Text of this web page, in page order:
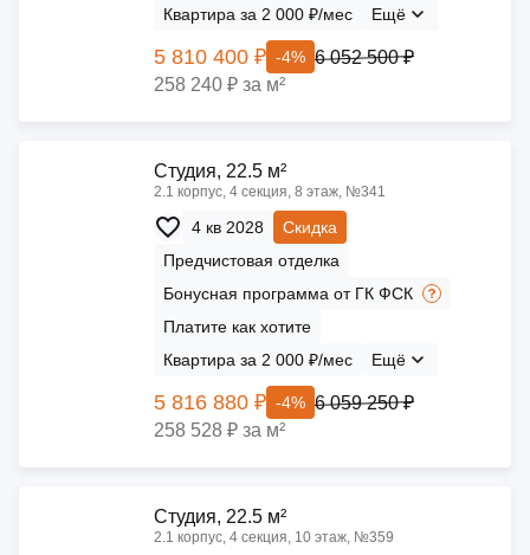
Квартира за 2 000 ₽/мес Ещё
5 810 400 ₽ -4% 6 052 500 ₽
258 240 ₽ за м²
Cтудия, 22.5 м²
2.1 корпус, 4 секция, 8 этаж, №341
4 кв 2028
Скидка
Предчистовая отделка
Бонусная программа от ГК ФСК
Платите как хотите
Квартира за 2 000 ₽/мес
Ещё
5 816 880 ₽ -4% 6 059 250 ₽
258 528 ₽ за м²
Cтудия, 22.5 м²
2.1 корпус, 4 секция, 10 этаж, №359